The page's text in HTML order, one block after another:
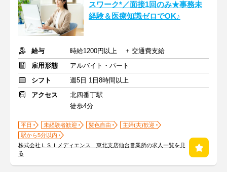
スワーク*／面接1回のみ★事務未
経験＆医療知識ゼロでOK♪
給与
時給1200円以上 + 交通費支給
雇用形態
アルバイト・パート
シフト
週5日 1日8時間以上
アクセス
北四番丁駅
徒歩4分
平日 未経験者歓迎 髪色自由
主婦(夫)歓迎
駅から5分以内
株式会社ＬＳＩメディエンス 東北支店仙台営業所の求人一覧を見
る